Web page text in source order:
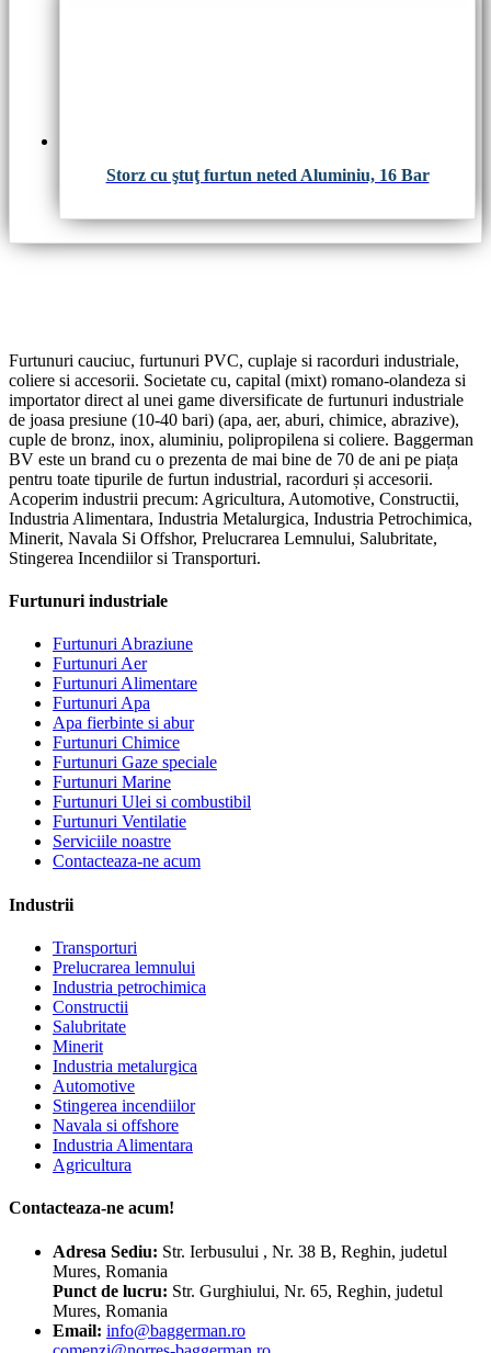
Storz cu ştuţ furtun neted Aluminiu, 16 Bar
Furtunuri cauciuc, furtunuri PVC, cuplaje si racorduri industriale,
coliere si accesorii. Societate cu, capital (mixt) romano-olandeza si
importator direct al unei game diversificate de furtunuri industriale
de joasa presiune (10-40 bari) (apa, aer, aburi, chimice, abrazive),
cuple de bronz, inox, aluminiu, polipropilena si coliere. Baggerman
BV este un brand cu o prezenta de mai bine de 70 de ani pe piața
pentru toate tipurile de furtun industrial, racorduri și accesorii.
Acoperim industrii precum: Agricultura, Automotive, Constructii,
Industria Alimentara, Industria Metalurgica, Industria Petrochimica,
Minerit, Navala Si Offshor, Prelucrarea Lemnului, Salubritate,
Stingerea Incendiilor si Transporturi.
Furtunuri industriale
Furtunuri Abraziune
Furtunuri Aer
Furtunuri Alimentare
Furtunuri Apa
Apa fierbinte si abur
Furtunuri Chimice
Furtunuri Gaze speciale
Furtunuri Marine
Furtunuri Ulei si combustibil
Furtunuri Ventilatie
Serviciile noastre
Contacteaza-ne acum
Industrii
Transporturi
Prelucrarea lemnului
Industria petrochimica
Constructii
Salubritate
Minerit
Industria metalurgica
Automotive
Stingerea incendiilor
Navala si offshore
Industria Alimentara
Agricultura
Contacteaza-ne acum!
Adresa Sediu: Str. Ierbusului , Nr. 38 B, Reghin, judetul
Mures, Romania
Punct de lucru: Str. Gurghiului, Nr. 65, Reghin, judetul
Mures, Romania
Email: info@baggerman.ro